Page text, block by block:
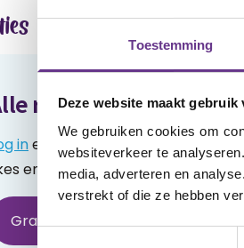
Toestemming
Deze website maakt gebruik
We gebruiken cookies om
websiteverkeer te
media, adverteren en
verstrekt of die ze hebben
reacties lezen?
inen lees reacties van
en praat mee over de
Gratis account aanmaken